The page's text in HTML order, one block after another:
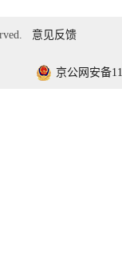
意见反馈
京公网安备